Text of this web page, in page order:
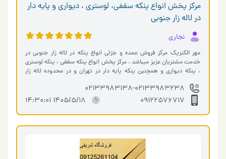
مرکز پخش انواع پنکه سقفی، لوستری ، ديواری و پايه دار
در لاله زار جنوبی
نجاری
مهر الکتریک مرکز فروش عمده و جزئی انواع پنکه در لاله زار جنوبی در
خدمت مشتریان عزیز میباشد . مرکز پخش انواع پنکه سقفی ، پنکه لوستری
، پنکه دیواری و همچنین پنکه پایه دار در تهران و در محدوده لاله زار
02133983138-02133983238
09122576717
1405/5/18 14:30:01